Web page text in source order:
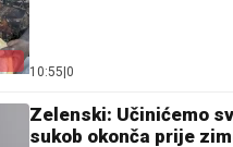
10:55 0
Zelenski: Učinićemo
sukob okonča prije